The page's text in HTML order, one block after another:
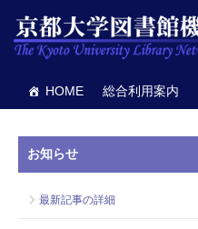
HOME 総合利用案内
お知らせ
最新記事の詳細